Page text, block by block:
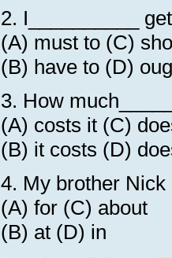
2. I__________
(A) must to (C)
(B) have to (D)
3. How
(A) costs it (C)
(B) it costs (D)
4. My brother
(A) for (C) about
(B) at (D) in